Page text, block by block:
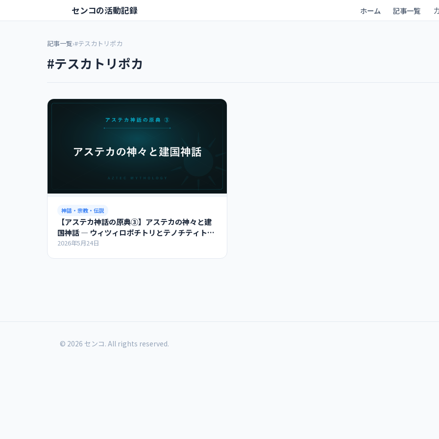
センコの活動記録 ホーム 記事一覧
記事一覧›#テスカトリポカ
#テスカトリポカ
神話・宗教・伝説
【アステカ神話の原典③】アステカの神々と建
国神話 ― ウィツィロポチトリとテノチティトラ
ン
2026年5月24日
© 2026 センコ. All rights reserved.